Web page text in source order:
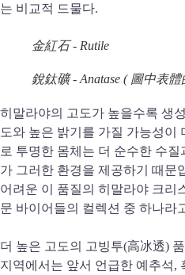
는 비교적 드물다.
金紅石 - Rutile
銳鈦礦 - Anatase ( 圖中表
히말라야의 고도가 높을수록 생
도와 높은 밝기를 가질 가능성이
로 투명한 몸체는 더 순수한 수
가 그러한 환경을 제공하기 때문
어려운 이 품질의 히말라야 크리
문 바이어들의 컬렉션 중 하나라
더 높은 고도의 고빙투(高冰透)
지역에서는 앞서 언급한 예추석,